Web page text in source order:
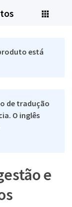
está
de tradução
O inglês
e